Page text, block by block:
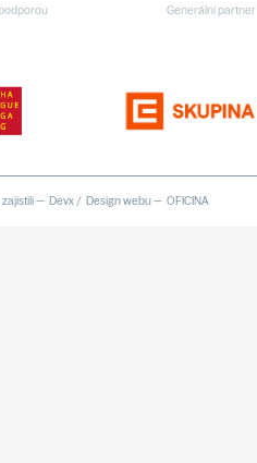
Generální partner
— Devx/ Design webu — OFICINA